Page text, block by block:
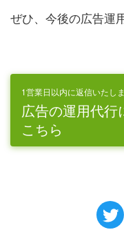
ぜひ、今後の広告運
1営業日以内に返信いたし
広告の運用代
こちら